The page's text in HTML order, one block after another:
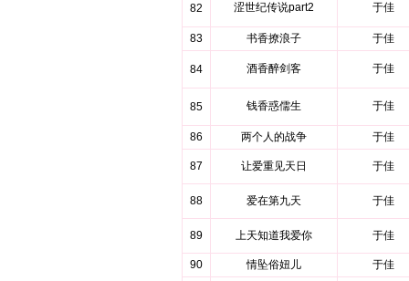
82 涩世纪传说part2 于佳
83 书香撩浪子 于佳
84 酒香醉剑客 于佳
85 钱香惑儒生 于佳
86 两个人的战争 于佳
87 让爱重见天日 于佳
88 爱在第九天 于佳
89 上天知道我爱你 于佳
90 情坠俗妞儿
于佳